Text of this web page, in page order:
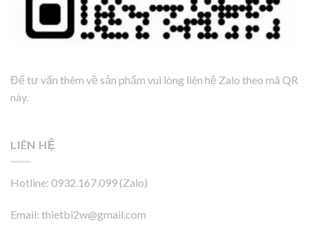
Để tư vấn thêm về sản phẩm vui lòng liên hệ Zalo theo mã QR
này.
LIÊN HỆ
Hotline: 0932.167.099 (Zalo)
Email: thietbi2w@gmail.com